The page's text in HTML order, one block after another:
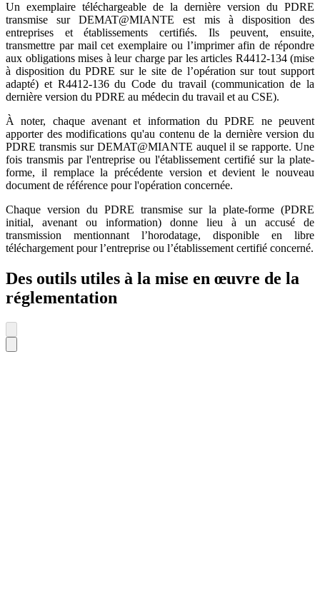
Un exemplaire téléchargeable de la dernière version du PDRE
transmise sur DEMAT@MIANTE est mis à disposition des
entreprises et établissements certifiés. Ils peuvent, ensuite,
transmettre par mail cet exemplaire ou l’imprimer afin de répondre
aux obligations mises à leur charge par les articles R4412-134 (mise
à disposition du PDRE sur le site de l’opération sur tout support
adapté) et R4412-136 du Code du travail (communication de la
dernière version du PDRE au médecin du travail et au CSE).
À noter, chaque avenant et information du PDRE ne peuvent
apporter des modifications qu'au contenu de la dernière version du
PDRE transmis sur DEMAT@MIANTE auquel il se rapporte. Une
fois transmis par l'entreprise ou l'établissement certifié sur la plate-
forme, il remplace la précédente version et devient le nouveau
document de référence pour l'opération concernée.
Chaque version du PDRE transmise sur la plate-forme (PDRE
initial, avenant ou information) donne lieu à un accusé de
transmission mentionnant l’horodatage, disponible en libre
téléchargement pour l’entreprise ou l’établissement certifié concerné.
Des outils utiles à la mise en œuvre de la
réglementation